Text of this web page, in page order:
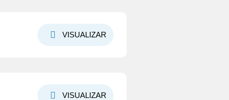
VISUALIZAR
VISUALIZAR